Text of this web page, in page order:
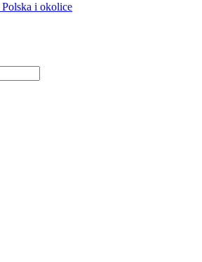
Polska i okolice